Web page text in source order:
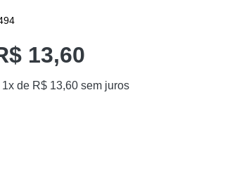
13,60
1x de R$13,60sem juros